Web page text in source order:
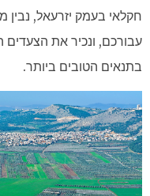
חקלאי בעמק יזרעאל, נבין
עבורכם, ונכיר את
בתנאים הטובים ביותר.